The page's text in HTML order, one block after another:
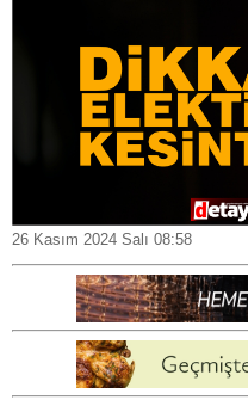
26 Kasım 2024 Salı 08:58